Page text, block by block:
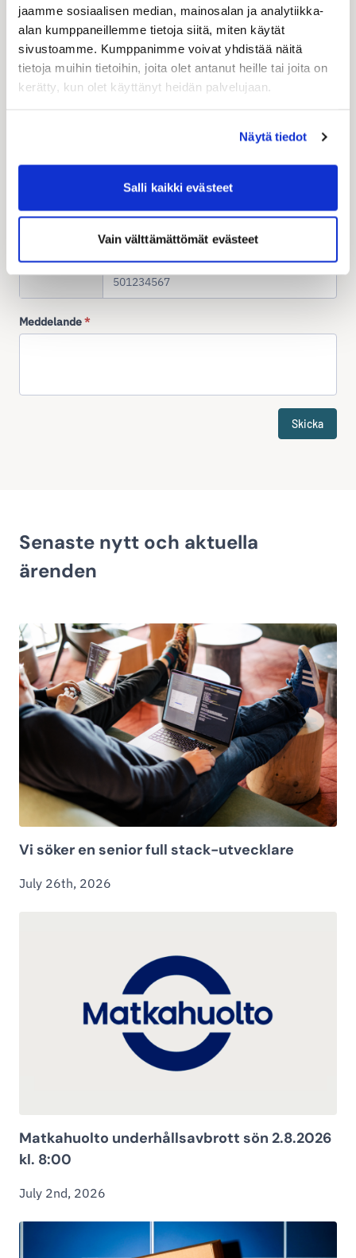
jaamme sosiaalisen median, mainosalan ja analytiikka-
alan kumppaneillemme tietoja siitä, miten käytät
sivustoamme. Kumppanimme voivat yhdistää näitä
tietoja muihin tietoihin, joita olet antanut heille tai joita on
kerätty, kun olet käyttänyt heidän palvelujaan.
Näytä tiedot
Salli kaikki evästeet
Vain välttämättömät evästeet
Namn*
Meddelande*
Skicka
Senaste nytt och aktuella
ärenden
Vi söker en senior full stack-utvecklare
July 26th, 2026
Matkahuolto underhållsavbrott sön 2.8.2026
kl. 8:00
July 2nd, 2026